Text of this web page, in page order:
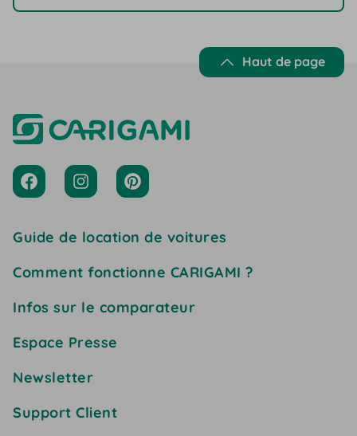
Haut de page
Guide de location de voitures
Comment fonctionne CARIGAMI ?
Infos sur le comparateur
Espace Presse
Newsletter
Support Client